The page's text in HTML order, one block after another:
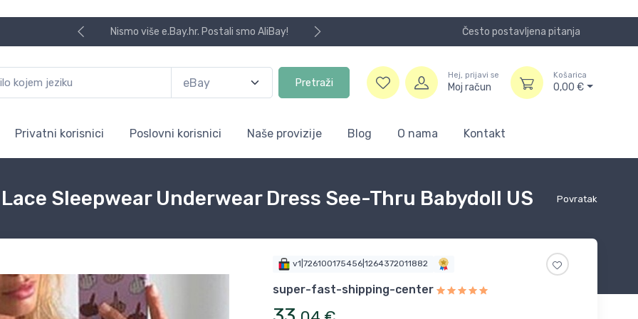
Nismo više e.Bay.hr. Postali smo AliBay! Često postavljena pitanja
Pretraži
Hej, prijavi se
Moj račun
Košarica
0,00 €
Privatni korisnici Poslovni korisnici Naše provizije Blog O nama Kontakt
Povratak
Sleepwear Underwear Dress See-Thru Babydoll US
v1|726100175456|1264372011882
super-fast-shipping-center